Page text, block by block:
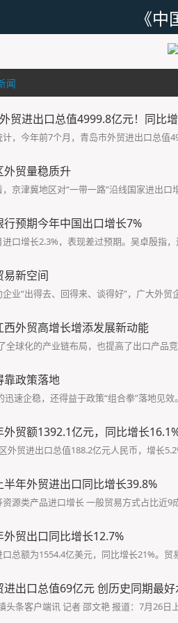
《中
闻
贸进出口总值4999.8亿元！同比
，今年前7个月，青岛市外贸进出口总值
外贸量稳质升
京津冀地区对“一带一路”沿线国家进出口
行预期今年中国出口增长7%
口增长2.3%，表现差过预期。吴卓殷指
易新空间
业“出得去、回得来、谈得好”，广大外贸
西外贸高增长增添发展新动能
全球化的产业链布局，也提高了出口产品
靠政策落地
迅速企稳，还得益于政策“组合拳”落地见效
外贸额1392.1亿元，同比增长
外贸进出口总值188.2亿元人民币，增长
半年外贸进出口同比增长39.8%
源类产品进口增长 一般贸易方式占比近9
外贸出口同比增长12.7%
总额为1554.4亿美元，同比增长21%。贸
进出口总值69亿元 创历史同期最好
头条客户端讯 记者 邵文艳 报道：7月26日